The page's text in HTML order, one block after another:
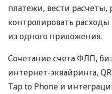
платежи, вести расчеты,
контролировать
из одного приложения.
Сочетание счета ФЛП,
интернет-эквайринга,
Tap to Phone и